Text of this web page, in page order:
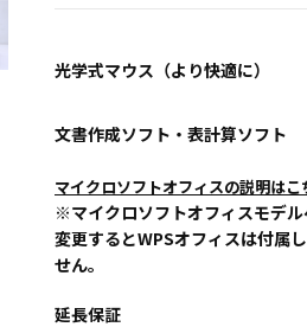
光学式マウス（より快適に）
文書作成ソフト・表計算ソフト
マイクロソフトオフィスの説明はこ
※マイクロソフトオフィスモデ
変更するとWPSオフィスは付属
せん。
延長保証